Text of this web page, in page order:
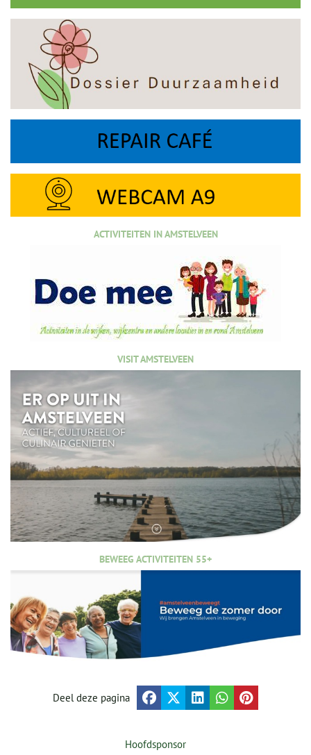
ACTIVITEITEN IN AMSTELVEEN
VISIT AMSTELVEEN
BEWEEG ACTIVITEITEN 55+
Deel deze pagina
Hoofdsponsor